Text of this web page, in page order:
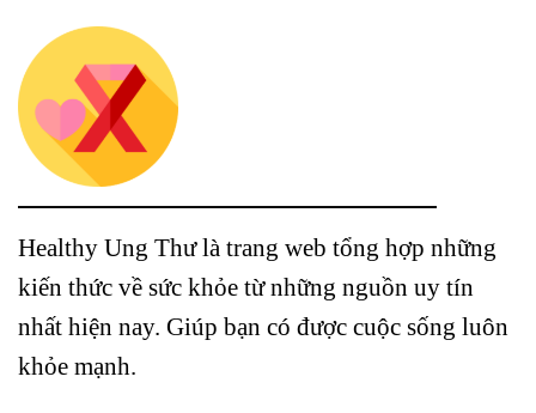
Healthy Ung Thư là trang web tổng hợp những
kiến thức về sức khỏe từ những nguồn uy tín
nhất hiện nay. Giúp bạn có được cuộc sống luôn
khỏe mạnh.